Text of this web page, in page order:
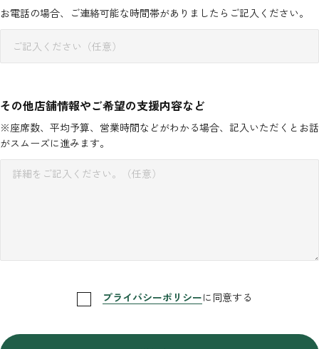
お電話の場合、ご連絡可能な時間帯がありましたらご記入ください。
その他店舗情報やご希望の支援内容など
※座席数、平均予算、営業時間などがわかる場合、記入いただくとお話
がスムーズに進みます。
プライバシーポリシーに同意する